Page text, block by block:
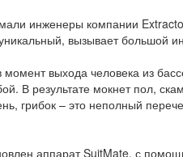
инженеры компании
вызывает большой
выхода человека из
В результате мокнет пол,
грибок – это неполный
аппарат SuitMate, с